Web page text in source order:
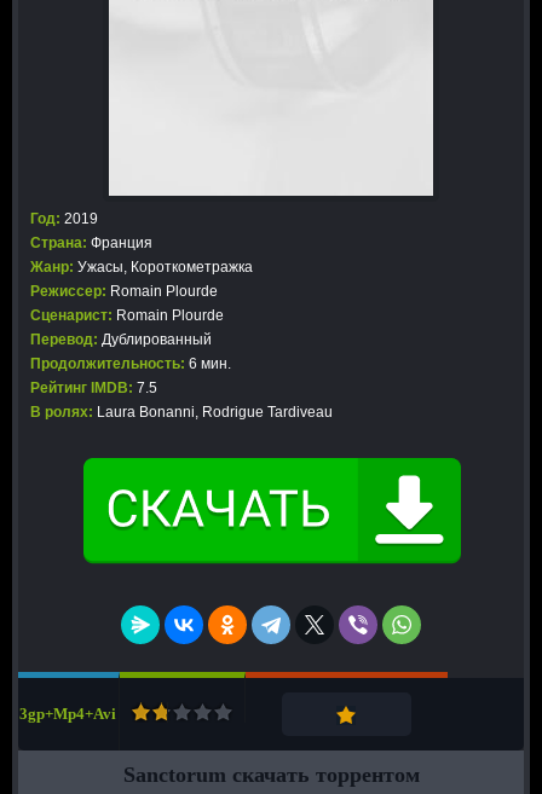
Год: 2019
Страна: Франция
Жанр: Ужасы, Короткометражка
Режиссер: Romain Plourde
Сценарист: Romain Plourde
Перевод: Дублированный
Продолжительность: 6 мин.
Рейтинг IMDB: 7.5
В ролях: Laura Bonanni, Rodrigue Tardiveau
3gp+Mp4+Avi
Sanctorum скачать торрентом